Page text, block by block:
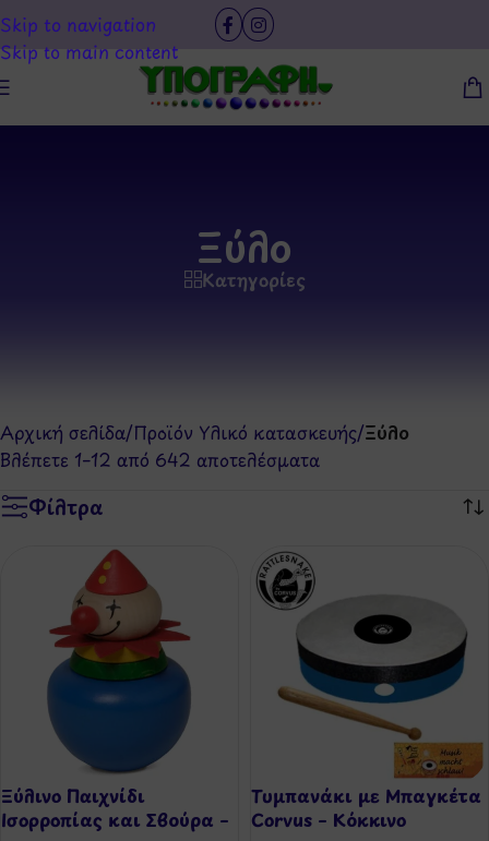
Skip to navigation
Skip to main content
Ξύλο
Κατηγορίες
Αρχική σελίδα/Προϊόν Υλικό κατασκευής/Ξύλο
Βλέπετε 1–12 από 642 αποτελέσματα
Φίλτρα
Ξύλινο Παιχνίδι
Ισορροπίας και Σβούρα –
Τυμπανάκι με Μπαγκέτα
Corvus – Κόκκινο